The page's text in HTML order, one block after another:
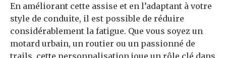
En améliorant cette assise et en l’adaptant à votre
style de conduite, il est possible de réduire
considérablement la fatigue. Que vous soyez un
motard urbain, un routier ou un passionné de
trails, cette personnalisation joue un rôle clé dans